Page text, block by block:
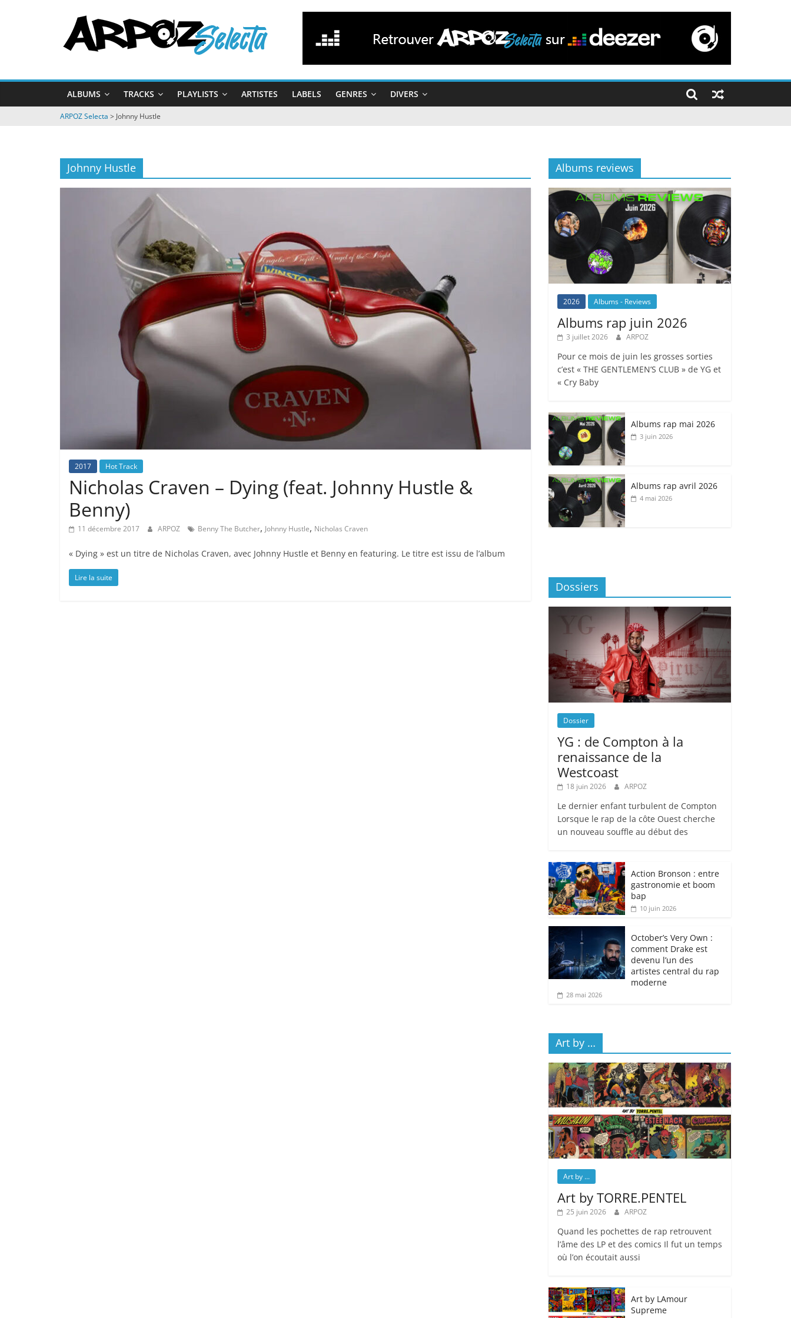
ARPOZ
Selecta
by
ARPOZ
&
ALBUMS TRACKS PLAYLISTS ARTISTES LABELS GENRES DIVERS
ARPOZ Selecta > Johnny Hustle
Johnny Hustle
2017 Hot Track
Nicholas Craven – Dying (feat. Johnny Hustle &
Benny)
11 décembre 2017 ARPOZ Benny The Butcher, Johnny Hustle, Nicholas Craven
« Dying » est un titre de Nicholas Craven, avec Johnny Hustle et Benny en featuring. Le titre est issu de l’album
Lire la suite
Albums reviews
2026 Albums - Reviews
Albums rap juin 2026
3 juillet 2026 ARPOZ
Pour ce mois de juin les grosses sorties
c’est « THE GENTLEMEN’S CLUB » de YG et
« Cry Baby
Albums rap mai 2026
3 juin 2026
Albums rap avril 2026
4 mai 2026
Dossiers
Dossier
YG : de Compton à la
renaissance de la
Westcoast
18 juin 2026 ARPOZ
Le dernier enfant turbulent de Compton
Lorsque le rap de la côte Ouest cherche
un nouveau souffle au début des
Action Bronson : entre
gastronomie et boom
bap
10 juin 2026
October’s Very Own :
comment Drake est
devenu l’un des
artistes central du rap
moderne
28 mai 2026
Art by …
Art by ...
Art by TORRE.PENTEL
25 juin 2026 ARPOZ
Quand les pochettes de rap retrouvent
l’âme des LP et des comics Il fut un temps
où l’on écoutait aussi
Art by LAmour
Supreme